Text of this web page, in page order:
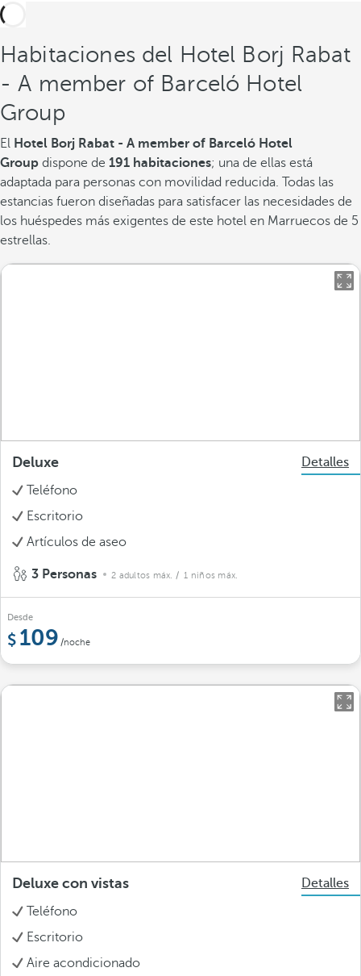
Habitaciones del Hotel Borj Rabat
- A member of Barceló Hotel
Group
El Hotel Borj Rabat - A member of Barceló Hotel
Group dispone de 191 habitaciones; una de ellas está
adaptada para personas con movilidad reducida. Todas las
estancias fueron diseñadas para satisfacer las necesidades de
los huéspedes más exigentes de este hotel en Marruecos de 5
estrellas.
Deluxe
Detalles
Teléfono
Escritorio
Artículos de aseo
3 Personas 2 adultos máx. / 1 niños máx.
Desde
109 /noche
Deluxe con vistas
Detalles
Teléfono
Escritorio
Aire acondicionado